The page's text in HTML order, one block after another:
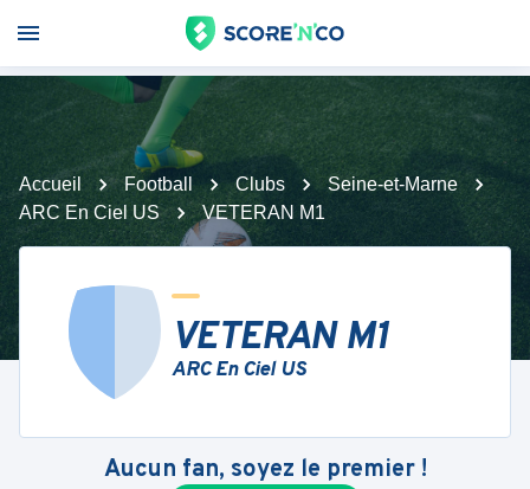
Accueil Football Clubs
Seine-et-Marne
ARC En Ciel US
VETERAN M1
VETERAN M1
ARC En Ciel US
Aucun fan, soyez le premier !